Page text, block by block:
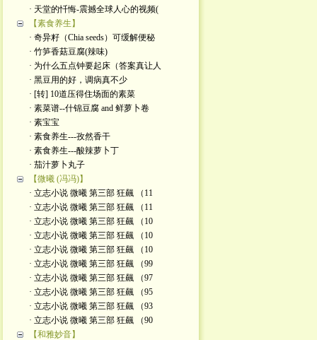
· 天堂的忏悔-震撼全球人心的视频(
【素食养生】
· 奇异籽（Chia seeds）可缓解便秘
· 竹笋香菇豆腐(辣味)
· 为什么五点钟要起床（答案真让人
· 黑豆用的好，调病真不少
· [转] 10道压得住场面的素菜
· 素菜谱--什锦豆腐 and 鲜萝卜卷
· 素宝宝
· 素食养生---孜然香干
· 素食养生---酸辣萝卜丁
· 茄汁萝卜丸子
【微曦 (冯冯)】
· 立志小说 微曦 第三部 狂飆 （11
· 立志小说 微曦 第三部 狂飆 （11
· 立志小说 微曦 第三部 狂飆 （10
· 立志小说 微曦 第三部 狂飆 （10
· 立志小说 微曦 第三部 狂飆 （10
· 立志小说 微曦 第三部 狂飆 （99
· 立志小说 微曦 第三部 狂飆 （97
· 立志小说 微曦 第三部 狂飆 （95
· 立志小说 微曦 第三部 狂飆 （93
· 立志小说 微曦 第三部 狂飆 （90
【和雅妙音】